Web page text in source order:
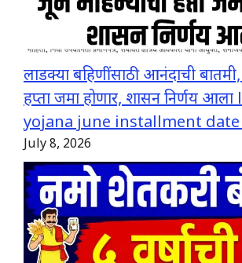
लाडक्या बहिणींसाठी आनंदाची
हप्ता जमा होणार, शासन निर्णय
yojana june installment date
July 8, 2026